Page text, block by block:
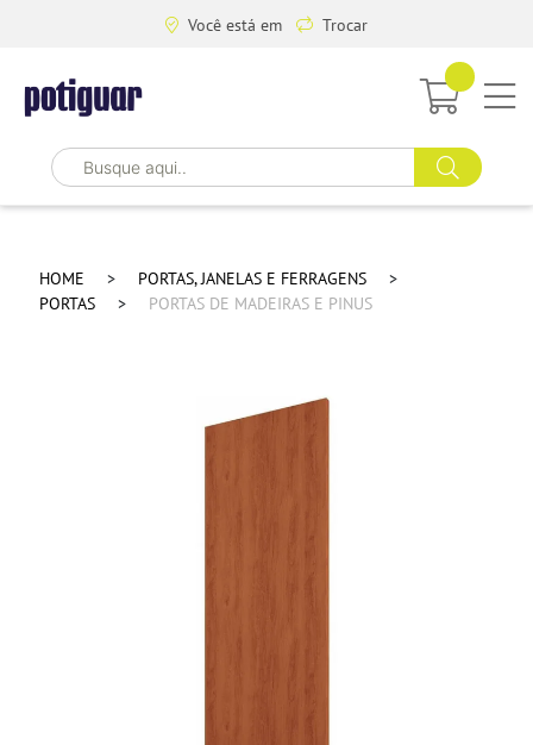
Você está em Trocar
HOME
PORTAS, JANELAS E FERRAGENS
PORTAS
PORTAS DE MADEIRAS E PINUS